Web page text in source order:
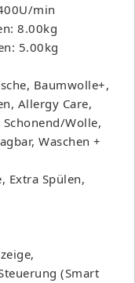
min
8.00kg
5.00kg
Baumwolle+,
Allergy Care,
Schonend/Wolle,
Waschen +
Extra Spülen,
(Smart